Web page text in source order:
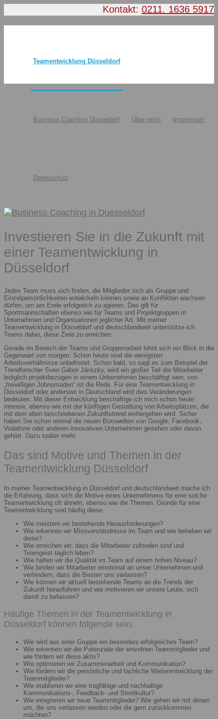
Kontakt: 0211. 1636 5917
Teamentwicklung Düsseldorf
Business Coaching Düsseldorf Über mich Impressum
Datenschutz
Investieren Sie in die Zukunft mit
einer Teamentwicklung in
Düsseldorf
Jedes Team muss sich finden, die Mitglieder sich als Gruppe und
Einzelpersönlichkeiten entwickeln können sowie an Konflikten wachsen
dürfen, um am Ende erfolgreich zu agieren. Das gilt für
Sportmannschaften ebenso wie für Teams und Projektgruppen in
Unternehmen und Organisationen jeglicher Art. Mit meiner
Teamentwicklung in Düsseldorf und deutschlandweit unterstütze ich
Teams dabei, diese Ziele zu erreichen.
Gerade im Bereich der Teams und Gruppenarbeit lohnt sich ein Blick in die
Gegenwart von morgen: Schon heute sind die wenigsten
Arbeitsverhältnisse unbefristet. Schon bald, so sagt es zum Beispiel der
Trendforscher Sven Gábor Jánszky, wird ein großer Teil der Mitarbeiter
lediglich projektbezogen in einem Unternehmen beschäftigt sein, von
„freiwilligen Jobnomaden“ ist die Rede. Für eine Teamentwicklung in
Düsseldorf oder anderswo in Deutschland wird dies Veränderungen
bedeuten. Mit dieser Entwicklung beschäftige ich mich schon heute
intensiv, ebenso wie mit der künftigen Gestaltung von Arbeitsplätzen, die
mit dem eben beschriebenen Zukunftstrend einhergehen wird. Sicher
haben Sie schon einmal die neuen Bürowelten von Google, Facebook,
Vodafone oder anderen innovativen Unternehmen gesehen oder davon
gehört. Dazu später mehr.
Das sind Motive und Themen in der
Teamentwicklung Düsseldorf
In meiner Teamentwicklung in Düsseldorf und deutschlandweit mache ich
die Erfahrung, dass sich die Motive eines Unternehmens für eine solche
Teamentwicklung oft ähneln, ebenso wie die Themen. Gründe für eine
Teamentwicklung sind häufig diese:
Wie meistern wir bestehende Herausforderungen?
Wie erkennen wir Missverständnisse im Team und wie beheben wir
diese?
Wie erreichen wir, dass die Mitarbeiter zufrieden sind und
Teamgeist täglich leben?
Wie halten wir die Qualität im Team auf einem hohen Niveau?
Wie binden wir Mitarbeiter emotional an unser Unternehmen und
verhindern, dass die Besten uns verlassen?
Wie können wir aktuell bestehende Teams an die Trends der
Zukunft heranführen und wie motivieren wir unsere Leute, sich
damit zu befassen?
Häufige Themen in der Teamentwicklung in
Düsseldorf können folgende sein:
Wie wird aus einer Gruppe ein besonders erfolgreiches Team?
Wie erkennen wir die Potenziale der einzelnen Teammitglieder und
wie fördern wir diese aktiv?
Wie optimieren wir Zusammenarbeit und Kommunikation?
Wie fördern wir die persönliche und fachliche Weiterentwicklung der
Teammitglieder?
Wie etablieren wir eine tragfähige und nachhaltige
Kommunikations-, Feedback- und Streitkultur?
Wie integrieren wir neue Teammitglieder? Wie gehen wir mit denen
um, die uns verlassen werden oder die gern zurückkommen
möchten?